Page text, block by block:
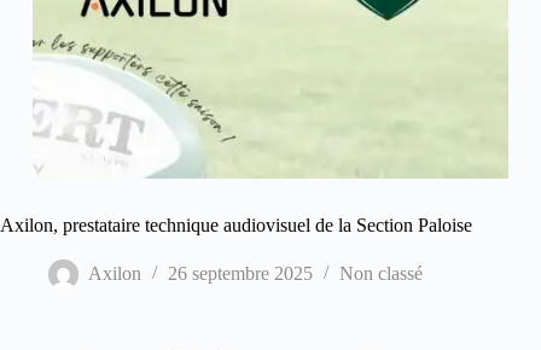
Axilon, prestataire technique audiovisuel de la Section Paloise
Axilon 26 septembre 2025 Non classé